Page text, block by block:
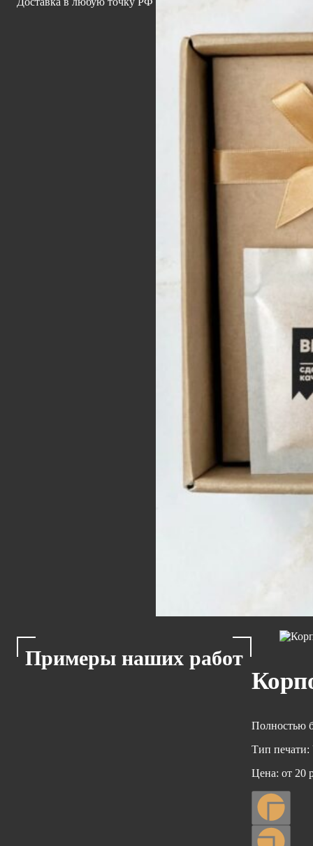
Примеры наших работ
Полностью
Тип печати:
Цена: от 20